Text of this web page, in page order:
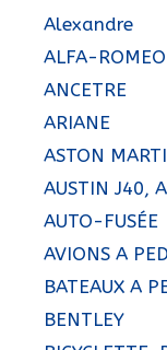
Alexandre
ALFA-ROMEO
ANCETRE
ARIANE
ASTON
AUSTIN J40,
AUTO-FUSÉE
AVIONS A
BATEAUX A
BENTLEY